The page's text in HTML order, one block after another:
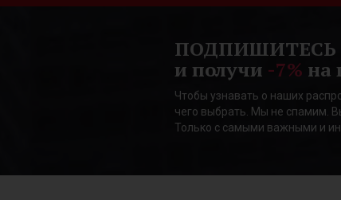
ПОДПИШИТЕСЬ
и получи -7% на
Чтобы узнавать о наших
чего выбрать. Мы не спамим.
Только с самыми важными и